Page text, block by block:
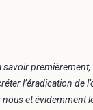
l’éradication de
et évidemment